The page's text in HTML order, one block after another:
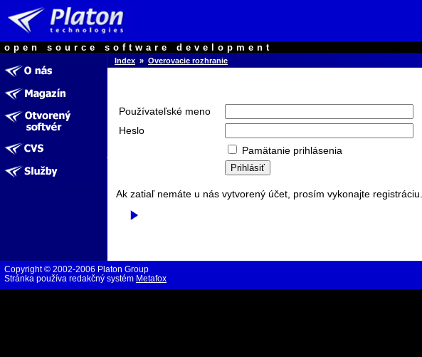
open source software development
Index » Overovacie rozhranie
Používateľské meno
Heslo
Pamätanie prihlásenia
Ak zatiaľ nemáte u nás vytvorený účet, prosím vykonajte registráciu.
Copyright © 2002-2006 Platon Group
Stránka používa redakčný systém Metafox